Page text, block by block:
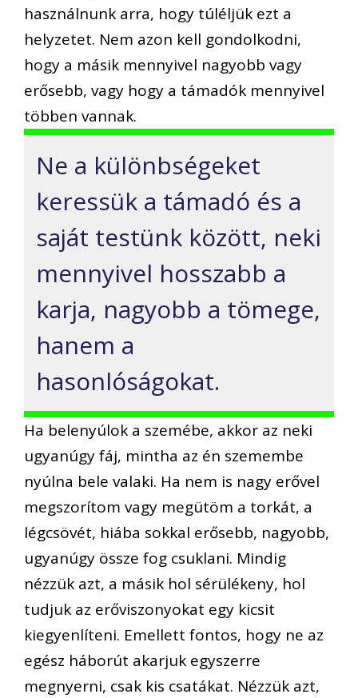
használnunk arra, hogy túléljük ezt a
helyzetet. Nem azon kell gondolkodni,
hogy a másik mennyivel nagyobb vagy
erősebb, vagy hogy a támadók mennyivel
többen vannak.
Ne a különbségeket
keressük a támadó és a
saját testünk között, neki
mennyivel hosszabb a
karja, nagyobb a tömege,
hanem a
hasonlóságokat.
Ha belenyúlok a szemébe, akkor az neki
ugyanúgy fáj, mintha az én szemembe
nyúlna bele valaki. Ha nem is nagy erővel
megszorítom vagy megütöm a torkát, a
légcsövét, hiába sokkal erősebb, nagyobb,
ugyanúgy össze fog csuklani. Mindig
nézzük azt, a másik hol sérülékeny, hol
tudjuk az erőviszonyokat egy kicsit
kiegyenlíteni. Emellett fontos, hogy ne az
egész háborút akarjuk egyszerre
megnyerni, csak kis csatákat. Nézzük azt,